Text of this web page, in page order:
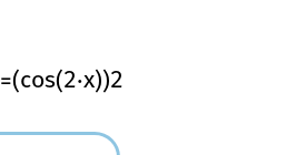
=(cos(2⋅x))2